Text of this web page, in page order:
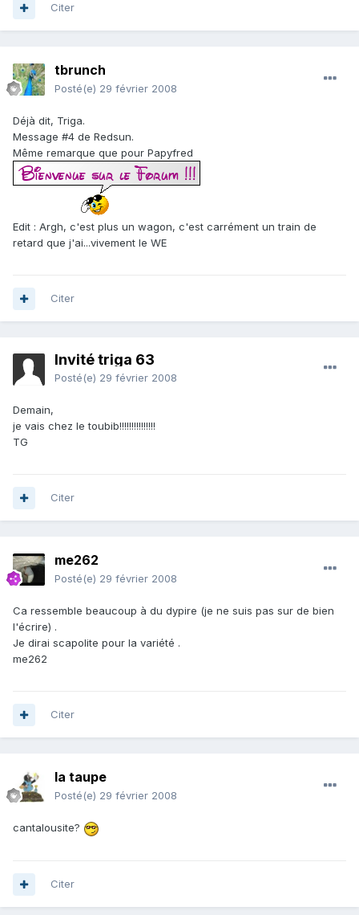
Citer
tbrunch
Posté(e) 29 février 2008
Déjà dit, Triga.
Message #4 de Redsun.
Même remarque que pour Papyfred
Edit : Argh, c'est plus un wagon, c'est carrément un train de
retard que j'ai...vivement le WE
Citer
Invité triga 63
Posté(e) 29 février 2008
Demain,
je vais chez le toubib!!!!!!!!!!!!!!!
TG
Citer
me262
Posté(e) 29 février 2008
Ca ressemble beaucoup à du dypire (je ne suis pas sur de bien
l'écrire) .
Je dirai scapolite pour la variété .
me262
Citer
la taupe
Posté(e) 29 février 2008
cantalousite?
Citer